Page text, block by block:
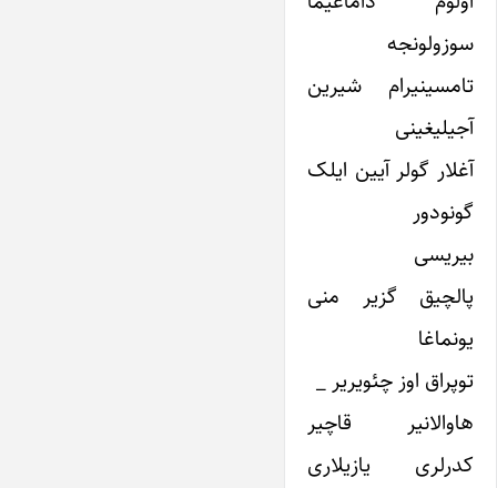
سوزولونجه
تامسینیرام شیرین
آجیلیغینی
آغلار گولر آیین ایلک
گونودور
بیریسی
پالچیق گزیر منی
یونماغا
توپراق اوز چئویریر _
هاوالانیر قاچیر
کدرلری یازیلاری